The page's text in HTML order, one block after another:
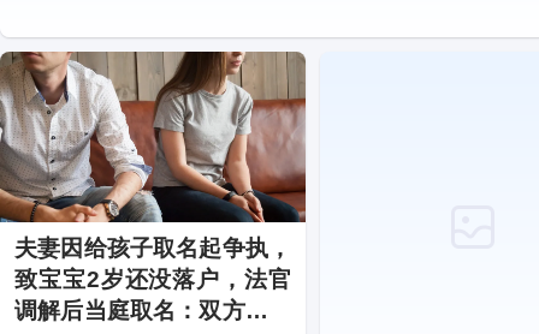
夫妻因给孩子取名起争执，
致宝宝2岁还没落户，法官
调解后当庭取名：双方各定